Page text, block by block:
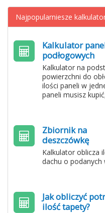
Najpopularniesze
Kalkulator
podłogowych
Kalkulator na
powierzchni do
ilości paneli w
paneli musisz
Zbiornik na
deszczówkę
Kalkulator oblicza
dachu o podanych
Jak obliczyć
ilość tapety?